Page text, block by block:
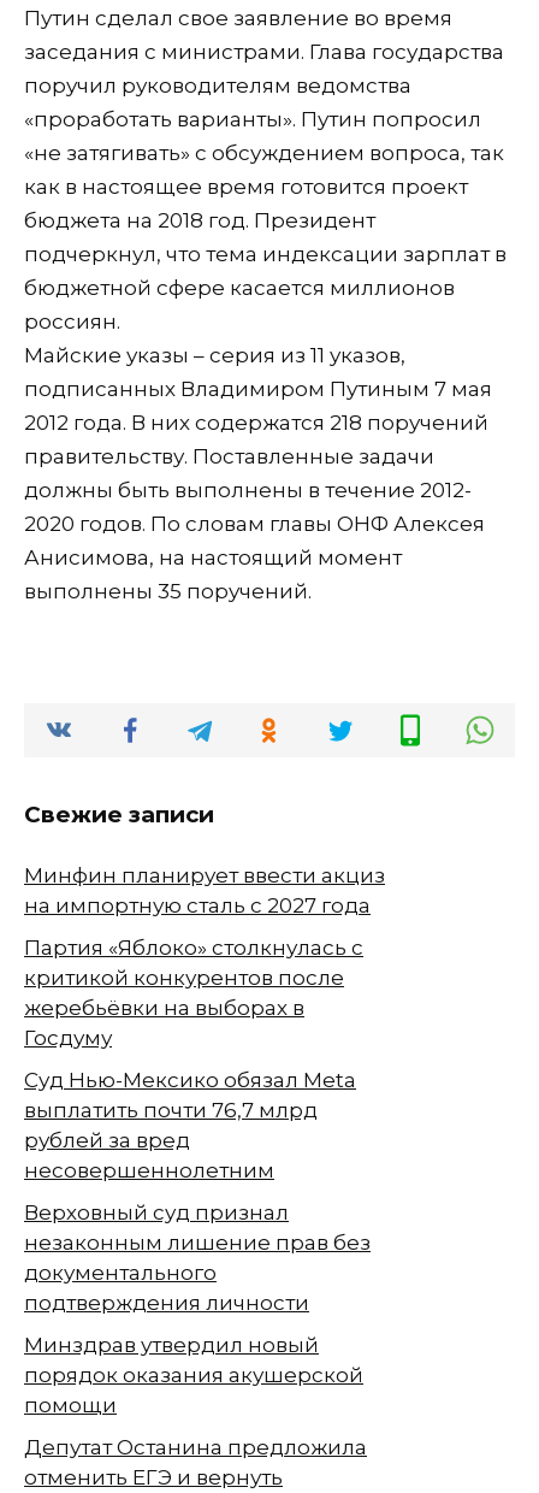
Путин сделал свое заявление во время
заседания с министрами. Глава государства
поручил руководителям ведомства
«проработать варианты». Путин попросил
«не затягивать» с обсуждением вопроса, так
как в настоящее время готовится проект
бюджета на 2018 год. Президент
подчеркнул, что тема индексации зарплат в
бюджетной сфере касается миллионов
россиян.
Майские указы – серия из 11 указов,
подписанных Владимиром Путиным 7 мая
2012 года. В них содержатся 218 поручений
правительству. Поставленные задачи
должны быть выполнены в течение 2012-
2020 годов. По словам главы ОНФ Алексея
Анисимова, на настоящий момент
выполнены 35 поручений.
Свежие записи
Минфин планирует ввести акциз
на импортную сталь с 2027 года
Партия «Яблоко» столкнулась с
критикой конкурентов после
жеребьёвки на выборах в
Госдуму
Суд Нью-Мексико обязал Meta
выплатить почти 76,7 млрд
рублей за вред
несовершеннолетним
Верховный суд признал
незаконным лишение прав без
документального
подтверждения личности
Минздрав утвердил новый
порядок оказания акушерской
помощи
Депутат Останина предложила
отменить ЕГЭ и вернуть